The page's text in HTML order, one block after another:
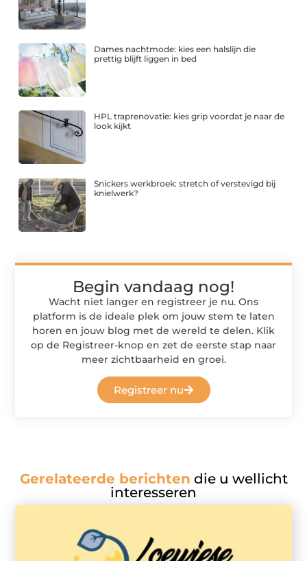
Dames nachtmode: kies een halslijn die
prettig blijft liggen in bed
HPL traprenovatie: kies grip voordat je naar de
look kijkt
Snickers werkbroek: stretch of verstevigd bij
knielwerk?
Begin vandaag nog!
Wacht niet langer en registreer je nu. Ons
platform is de ideale plek om jouw stem te laten
horen en jouw blog met de wereld te delen. Klik
op de Registreer-knop en zet de eerste stap naar
meer zichtbaarheid en groei.
Registreer nu
Gerelateerde berichten die u wellicht
interesseren